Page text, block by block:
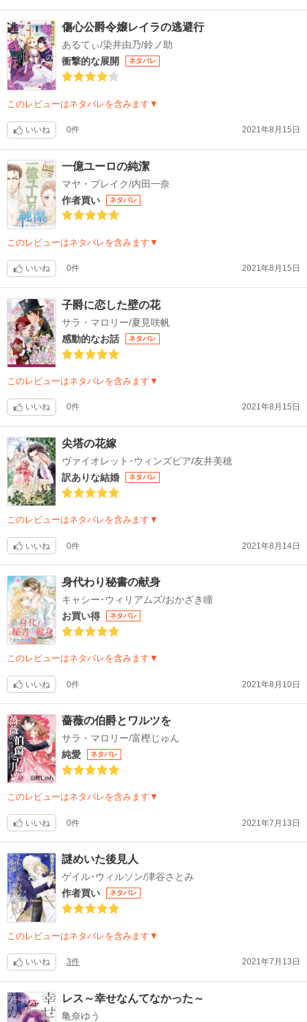
傷心公爵令嬢レイラの逃避行
あるてぃ/染井由乃/鈴ノ助
衝撃的な展開
ネタバレ
このレビューはネタバレを含みます▼
いいね 0件 2021年8月15日
一億ユーロの純潔
マヤ・ブレイク/内田一奈
作者買い
ネタバレ
このレビューはネタバレを含みます▼
いいね 0件 2021年8月15日
子爵に恋した壁の花
サラ・マロリー/夏見咲帆
感動的なお話
ネタバレ
このレビューはネタバレを含みます▼
いいね 0件 2021年8月15日
尖塔の花嫁
ヴァイオレット･ウィンズピア/友井美穂
訳ありな結婚
ネタバレ
このレビューはネタバレを含みます▼
いいね 0件 2021年8月14日
身代わり秘書の献身
キャシー･ウィリアムズ/おかざき瞳
お買い得
ネタバレ
このレビューはネタバレを含みます▼
いいね 0件 2021年8月10日
薔薇の伯爵とワルツを
サラ・マロリー/富樫じゅん
純愛
ネタバレ
このレビューはネタバレを含みます▼
いいね 0件 2021年7月13日
謎めいた後見人
ゲイル･ウィルソン/津谷さとみ
作者買い
ネタバレ
このレビューはネタバレを含みます▼
いいね 3件 2021年7月13日
レス～幸せなんてなかった～
亀奈ゆう